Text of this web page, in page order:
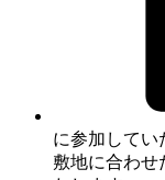
に参加してい
敷地に合わせ